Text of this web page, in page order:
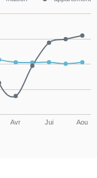
Avr Jui Aou